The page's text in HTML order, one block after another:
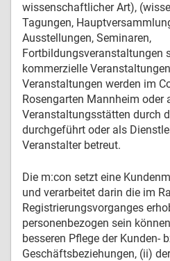
wissenschaftlicher Art),
Tagungen,
Ausstellungen, Seminaren,
Fortbildungsveranstaltungen
kommerzielle
Veranstaltungen werden im
Rosengarten Mannheim oder
Veranstaltungsstätten durch
durchgeführt oder als
Veranstalter betreut.
Die m:con setzt eine
und verarbeitet darin die im
Registrierungsvorganges
personenbezogen sein
besseren Pflege der Kunden-
Geschäftsbeziehungen, (ii)